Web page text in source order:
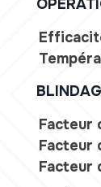
Facteur
Facteur
Facteur